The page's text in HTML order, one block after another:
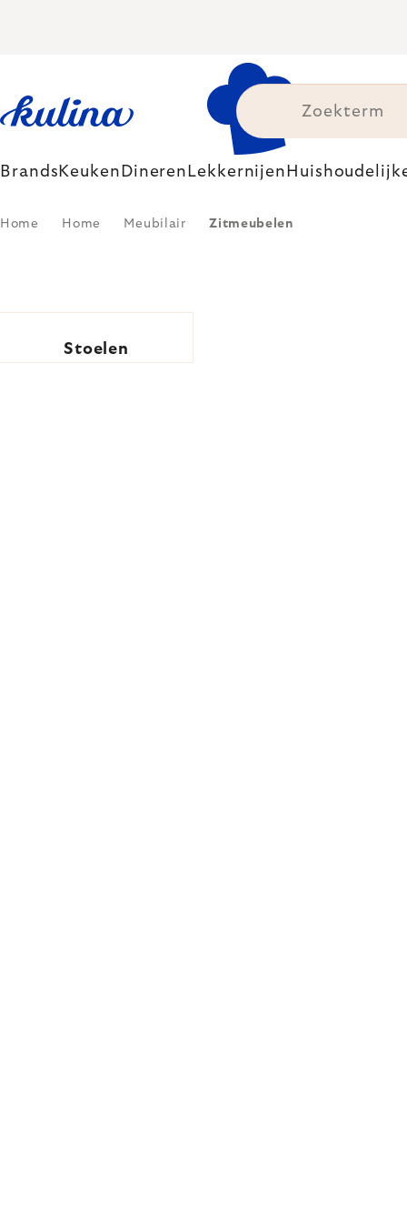
Brands Keuken Dineren Lekkernijen
Home Home Meubilair Zitmeubelen
Stoelen